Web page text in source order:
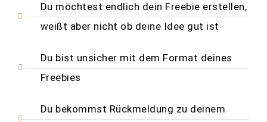
Du möchtest endlich dein Freebie erstellen,
weißt aber nicht ob deine Idee gut ist
Du bist unsicher mit dem Format deines
Freebies
Du bekommst Rückmeldung zu deinem